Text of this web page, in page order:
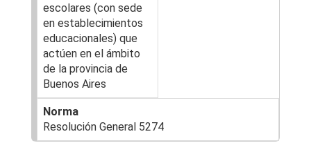
escolares (con sede
en establecimientos
educacionales) que
actúen en el ámbito
de la provincia de
Buenos Aires
Resolución General 5274